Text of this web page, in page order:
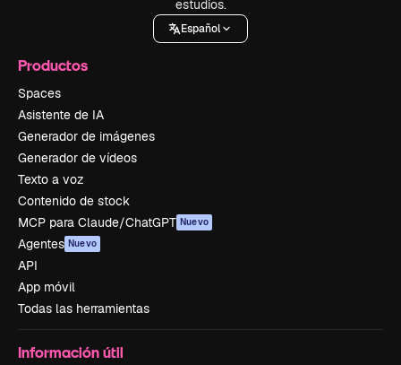
estudios.
Español
Productos
Spaces
Asistente de IA
Generador de imágenes
Generador de vídeos
Texto a voz
Contenido de stock
MCP para Claude/ChatGPT Nuevo
Agentes Nuevo
API
App móvil
Todas las herramientas
Información útil